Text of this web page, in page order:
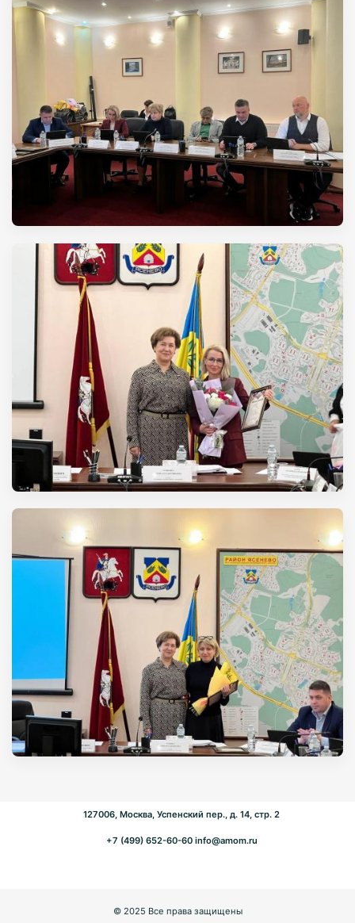
127006, Москва, Успенский пер., д. 14, стр. 2
+7 (499) 652-60-60 info@amom.ru
© 2025 Все права защищены